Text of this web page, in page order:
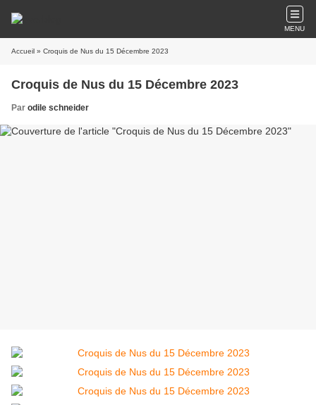
MENU
Accueil » Croquis de Nus du 15 Décembre 2023
Croquis de Nus du 15 Décembre 2023
Par odile schneider